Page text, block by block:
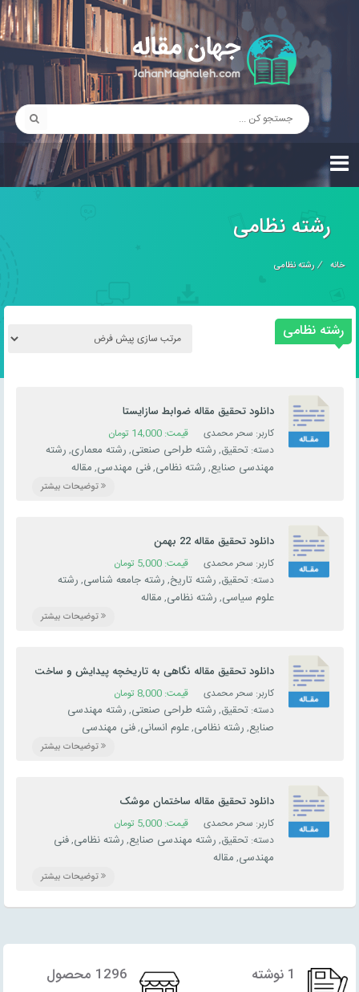
رشته نظامی
خانه /رشته نظامی
رشته نظامی
دانلود تحقیق مقاله ضوابط سازایستا
کاربر: سحر محمدی قیمت: 14,000 تومان
دسته: تحقیق, رشته طراحی صنعتی, رشته معماری, رشته
مهندسی صنایع, رشته نظامی,فنی مهندسی, مقاله
توضیحات بیشتر
دانلود تحقیق مقاله 22 بهمن
کاربر: سحر محمدی قیمت: 5,000 تومان
دسته: تحقیق, رشته تاریخ, رشته جامعه شناسی, رشته
علوم سیاسی, رشته نظامی, مقاله
توضیحات بیشتر
دانلود تحقیق مقاله نگاهى به تاريخچه پيدايش و ساخت
موشك
کاربر: سحر محمدی قیمت: 8,000 تومان
دسته: تحقیق, رشته طراحی صنعتی, رشته مهندسی
صنایع, رشته نظامی,علوم انسانی,فنی مهندسی
توضیحات بیشتر
دانلود تحقیق مقاله ساختمان موشک
کاربر: سحر محمدی قیمت: 5,000 تومان
دسته: تحقیق, رشته مهندسی صنایع, رشته نظامی,فنی
مهندسی, مقاله
توضیحات بیشتر
1 نوشته 1296 محصول